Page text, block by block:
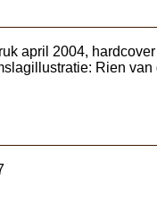
april 2004,
Rien van